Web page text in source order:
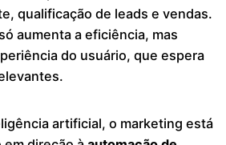
qualificação de leads e vendas.
aumenta a eficiência, mas
do usuário, que espera
artificial, o marketing está